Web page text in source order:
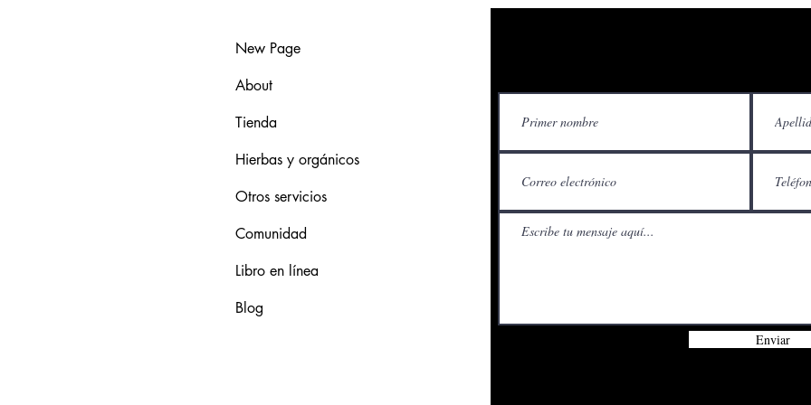
New Page
About
Tienda
Hierbas y orgánicos
Otros servicios
Comunidad
Libro en línea
Blog
Enviar